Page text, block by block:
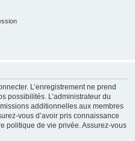
L’enregistrement ne prend
possibilités. L’administrateur du
additionnelles aux membres
vous d’avoir pris connaissance
politique de vie privée. Assurez-vous